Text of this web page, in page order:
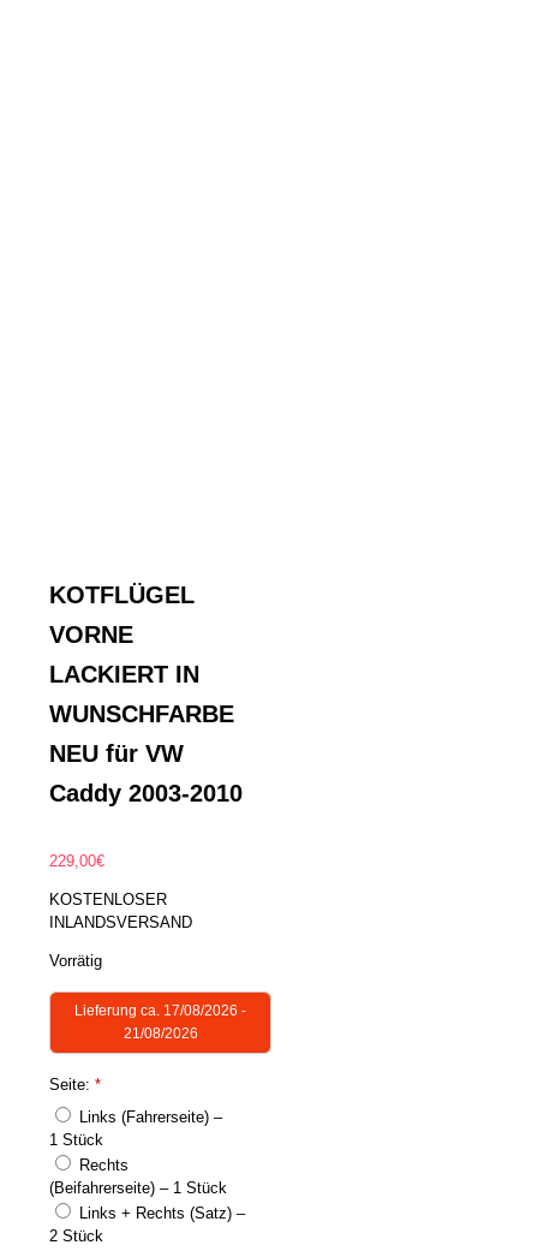
KOTFLÜGEL
VORNE
LACKIERT IN
WUNSCHFARBE
NEU für VW
Caddy 2003-2010
229,00€
KOSTENLOSER
INLANDSVERSAND
Vorrätig
Lieferung ca. 17/08/2026 -
21/08/2026
Seite: *
Links (Fahrerseite) –
1 Stück
Rechts
(Beifahrerseite) – 1 Stück
Links + Rechts (Satz) –
2 Stück